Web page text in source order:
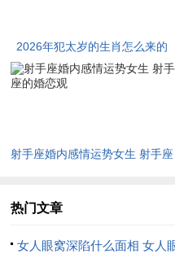
钻牛角尖式的精神焦虑，甚
行为。
心的波澜。
岁破冲太岁与动荡
2026年犯太岁的生肖怎么来的
2026年犯太岁的生肖特点
射手座婚内感情运势女生 射手座
热门文章
女人眼窝深陷什么面相 女人